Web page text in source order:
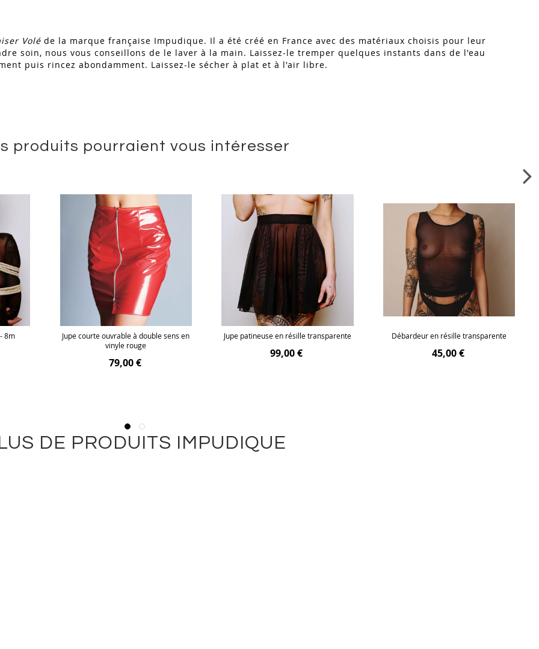
Volé de la marque française Impudique. Il a été créé en France avec des matériaux choisis pour leur
soin, nous vous conseillons de le laver à la main. Laissez-le tremper quelques instants dans de l'eau
puis rincez abondamment. Laissez-le sécher à plat et à l'air libre.
produits pourraient vous intéresser
8m
Jupe courte ouvrable à double sens en
vinyle rouge
79,00 €
Jupe patineuse en résille transparente
99,00 €
Débardeur en résille transparente
45,00 €
DE PRODUITS IMPUDIQUE